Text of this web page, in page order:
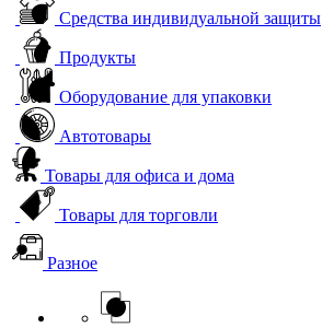
Средства индивидуальной защиты
Продукты
Оборудование для упаковки
Автотовары
Товары для офиса и дома
Товары для торговли
Разное